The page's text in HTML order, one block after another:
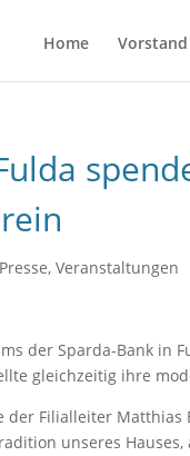
Home Vorstand
Presse,Veranstaltungen
der Sparda-Bank in
gleichzeitig ihre
Filialleiter
unseres